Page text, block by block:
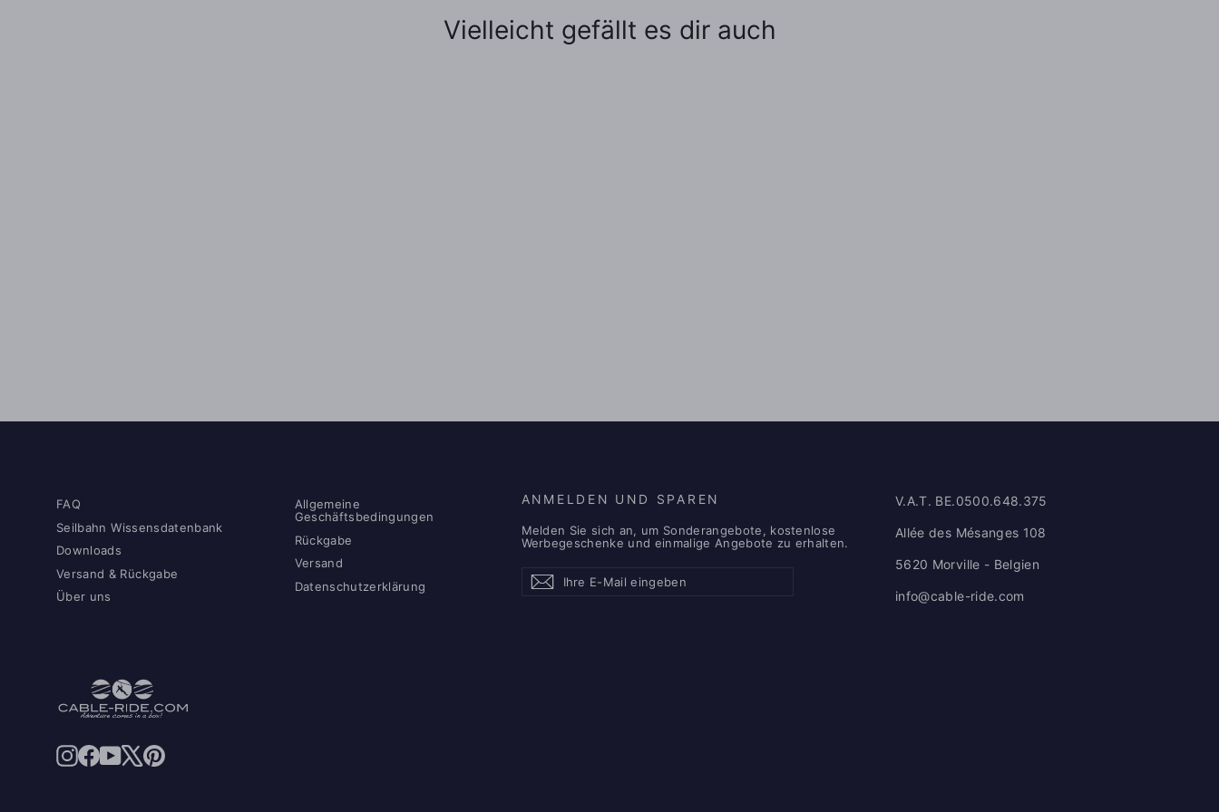
Vielleicht gefällt es dir auch
FAQ
Seilbahn Wissensdatenbank
Downloads
Versand & Rückgabe
Über uns
Allgemeine
Geschäftsbedingungen
Rückgabe
Versand
Datenschutzerklärung
ANMELDEN UND SPAREN
Melden Sie sich an, um Sonderangebote, kostenlose
Werbegeschenke und einmalige Angebote zu erhalten.
Ihre
AbonnierenAbonnieren
V.A.T. BE.0500.648.375
Allée des Mésanges 108
5620 Morville - Belgien
info@cable-ride.com
Instagram
Facebook
Youtube
X Pinterest